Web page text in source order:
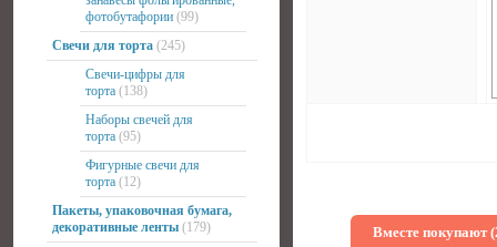
фотобутафории (99)
Свечи для торта (245)
Свечи-цифры для
торта (138)
Наборы свечей для
торта (95)
Фигурные свечи для
торта (12)
Пакеты, упаковочная бумага,
декоративные ленты (179)
Вместе покупают